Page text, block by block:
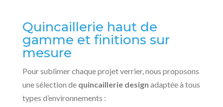
Quincaillerie haut de
gamme et finitions sur
mesure
Pour sublimer chaque projet verrier, nous proposons
une sélection de quincaillerie design adaptée à tous
types d’environnements :